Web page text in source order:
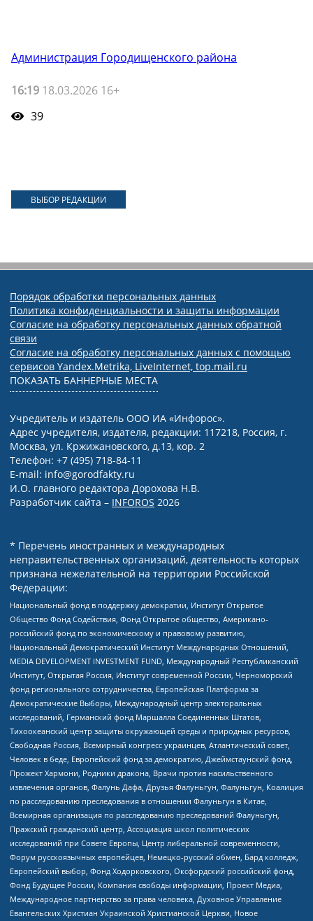
Администрация Городищенского района
16:19 18.03.2026 16+
39
ВЫБОР РЕДАКЦИИ
Порядок обработки персональных данных
Политика конфиденциальности и защиты информации
Согласие на обработку персональных данных обратной
связи
Согласие на обработку персональных данных с помощью
сервисов Yandex.Metrika, LiveInternet, top.mail.ru
ПОКАЗАТЬ БАННЕРНЫЕ МЕСТА
Учредитель и издатель ООО ИА «Инфорос».
Адрес учредителя, издателя, редакции: 117218, Россия, г.
Москва, ул. Кржижановского, д.13, кор. 2
Телефон: +7 (495) 718-84-11
E-mail: info@gorodfakty.ru
И.О. главного редактора Дорохова Н.В.
Разработчик сайта – INFOROS 2026
* Перечень иностранных и международных
неправительственных организаций, деятельность которых
признана нежелательной на территории Российской
Федерации:
Национальный фонд в поддержку демократии, Институт Открытое
Общество Фонд Содействия, Фонд Открытое общество, Американо-
российский фонд по экономическому и правовому развитию,
Национальный Демократический Институт Международных Отношений,
MEDIA DEVELOPMENT INVESTMENT FUND, Международный Республиканский
Институт, Открытая Россия, Институт современной России, Черноморский
фонд регионального сотрудничества, Европейская Платформа за
Демократические Выборы, Международный центр электоральных
исследований, Германский фонд Маршалла Соединенных Штатов,
Тихоокеанский центр защиты окружающей среды и природных ресурсов,
Свободная Россия, Всемирный конгресс украинцев, Атлантический совет,
Человек в беде, Европейский фонд за демократию, Джеймстаунский фонд,
Прожект Хармони, Родники дракона, Врачи против насильственного
извлечения органов, Фалунь Дафа, Друзья Фалуньгун, Фалуньгун, Коалиция
по расследованию преследования в отношении Фалуньгун в Китае,
Всемирная организация по расследованию преследований Фалуньгун,
Пражский гражданский центр, Ассоциация школ политических
исследований при Совете Европы, Центр либеральной современности,
Форум русскоязычных европейцев, Немецко-русский обмен, Бард колледж,
Европейский выбор, Фонд Ходорковского, Оксфордский российский фонд,
Фонд Будущее России, Компания свободы информации, Проект Медиа,
Международное партнерство за права человека, Духовное Управление
Евангельских Христиан Украинской Христианской Церкви, Новое